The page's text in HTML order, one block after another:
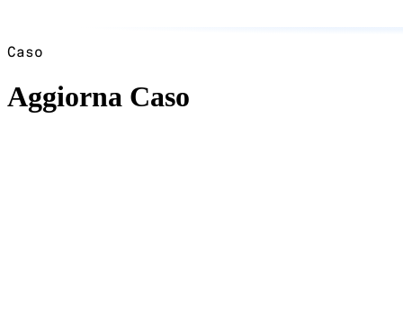
Caso
Aggiorna Caso